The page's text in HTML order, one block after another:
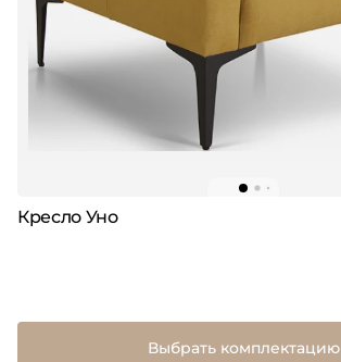
Кресло Уно
Выбрать комплектацию